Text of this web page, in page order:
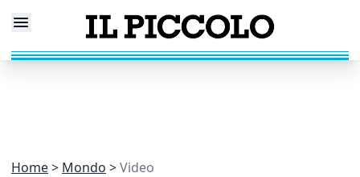
Home Mondo Video